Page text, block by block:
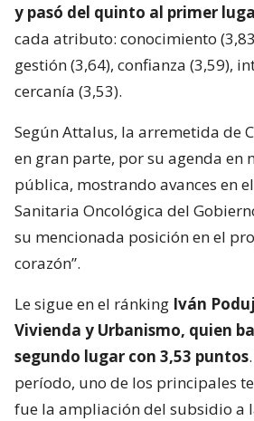
y pasó del quinto al primer
cada atributo: conocimiento
gestión (3,64), confianza (3,59),
cercanía (3,53).
Según Attalus, la arremetida de
en gran parte, por su agenda en
pública, mostrando avances en
Sanitaria Oncológica del
su mencionada posición en el
corazón”.
Le sigue en el ránking Iván
Vivienda y Urbanismo, quien
segundo lugar con 3,53 puntos
período, uno de los principales
fue la ampliación del subsidio a